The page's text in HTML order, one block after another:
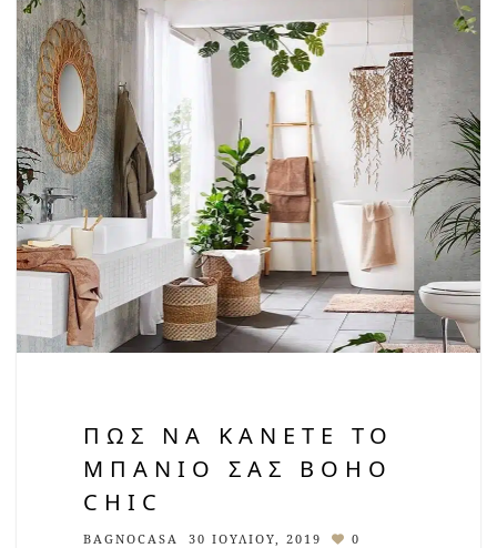
ΠΏΣ ΝΑ ΚΆΝΕΤΕ ΤΟ
ΜΠΆΝΙΟ ΣΑΣ BOHO
CHIC
BAGNOCASA 30 ΙΟΥΛΊΟΥ, 2019 0